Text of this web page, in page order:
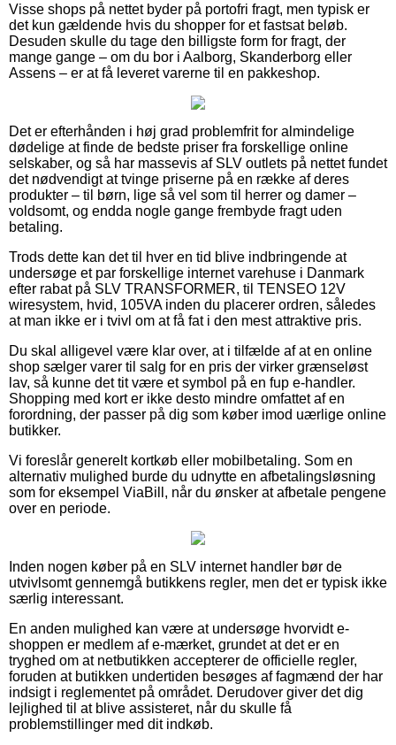
Visse shops på nettet byder på portofri fragt, men typisk er
det kun gældende hvis du shopper for et fastsat beløb.
Desuden skulle du tage den billigste form for fragt, der
mange gange – om du bor i Aalborg, Skanderborg eller
Assens – er at få leveret varerne til en pakkeshop.
Det er efterhånden i høj grad problemfrit for almindelige
dødelige at finde de bedste priser fra forskellige online
selskaber, og så har massevis af SLV outlets på nettet fundet
det nødvendigt at tvinge priserne på en række af deres
produkter – til børn, lige så vel som til herrer og damer –
voldsomt, og endda nogle gange frembyde fragt uden
betaling.
Trods dette kan det til hver en tid blive indbringende at
undersøge et par forskellige internet varehuse i Danmark
efter rabat på SLV TRANSFORMER, til TENSEO 12V
wiresystem, hvid, 105VA inden du placerer ordren, således
at man ikke er i tvivl om at få fat i den mest attraktive pris.
Du skal alligevel være klar over, at i tilfælde af at en online
shop sælger varer til salg for en pris der virker grænseløst
lav, så kunne det tit være et symbol på en fup e-handler.
Shopping med kort er ikke desto mindre omfattet af en
forordning, der passer på dig som køber imod uærlige online
butikker.
Vi foreslår generelt kortkøb eller mobilbetaling. Som en
alternativ mulighed burde du udnytte en afbetalingsløsning
som for eksempel ViaBill, når du ønsker at afbetale pengene
over en periode.
Inden nogen køber på en SLV internet handler bør de
utvivlsomt gennemgå butikkens regler, men det er typisk ikke
særlig interessant.
En anden mulighed kan være at undersøge hvorvidt e-
shoppen er medlem af e-mærket, grundet at det er en
tryghed om at netbutikken accepterer de officielle regler,
foruden at butikken undertiden besøges af fagmænd der har
indsigt i reglementet på området. Derudover giver det dig
lejlighed til at blive assisteret, når du skulle få
problemstillinger med dit indkøb.